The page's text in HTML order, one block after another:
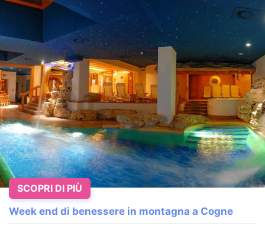
Week end di benessere in montagna a Cogne
SCOPRI DI PIÙ